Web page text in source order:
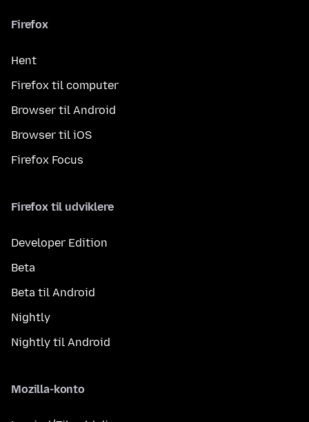
Firefox
Hent
Firefox til computer
Browser til Android
Browser til iOS
Firefox Focus
Firefox til udviklere
Developer Edition
Beta
Beta til Android
Nightly
Nightly til Android
Mozilla-konto